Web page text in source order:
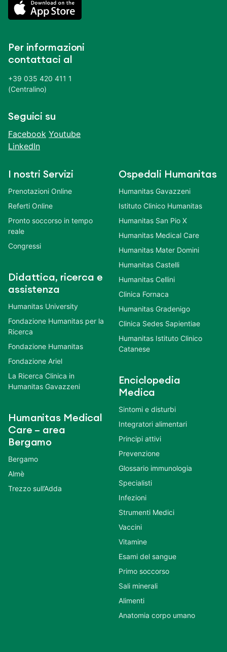
Per informazioni
contattaci al
+39 035 420 411 1
(Centralino)
Seguici su
Facebook Youtube
LinkedIn
I nostri Servizi
Prenotazioni Online
Referti Online
Pronto soccorso in tempo
reale
Congressi
Didattica, ricerca e
assistenza
Humanitas University
Fondazione Humanitas per la
Ricerca
Fondazione Humanitas
Fondazione Ariel
La Ricerca Clinica in
Humanitas Gavazzeni
Humanitas Medical
Care – area
Bergamo
Bergamo
Almè
Trezzo sull’Adda
Ospedali Humanitas
Humanitas Gavazzeni
Istituto Clinico Humanitas
Humanitas San Pio X
Humanitas Medical Care
Humanitas Mater Domini
Humanitas Castelli
Humanitas Cellini
Clinica Fornaca
Humanitas Gradenigo
Clinica Sedes Sapientiae
Humanitas Istituto Clinico
Catanese
Enciclopedia
Medica
Sintomi e disturbi
Integratori alimentari
Principi attivi
Prevenzione
Glossario immunologia
Specialisti
Infezioni
Strumenti Medici
Vaccini
Vitamine
Esami del sangue
Primo soccorso
Sali minerali
Alimenti
Anatomia corpo umano